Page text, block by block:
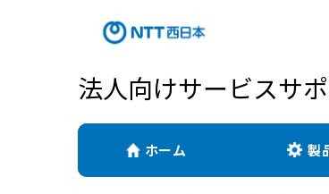
法人向けサービスサ
ホーム 製